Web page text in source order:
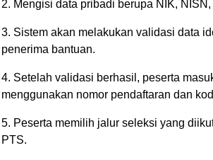
2. Mengisi data pribadi berupa NIK,
3. Sistem akan melakukan validasi data
penerima bantuan.
4. Setelah validasi berhasil, peserta
menggunakan nomor pendaftaran dan
5. Peserta memilih jalur seleksi yang
PTS.